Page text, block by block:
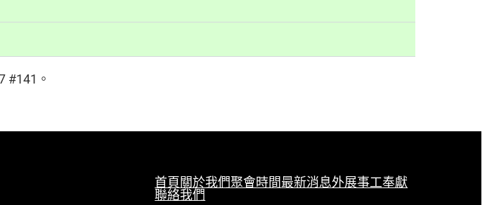
#141。
首頁關於我們聚會時間最新消息外展事工奉獻
聯絡我們